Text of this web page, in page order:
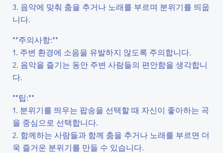
3. 음악에 맞춰 춤을 추거나 노래를 부르며 분위기를 띄웁
니다.
**주의사항:**
1. 주변 환경에 소음을 유발하지 않도록 주의합니다.
2. 음악을 즐기는 동안 주변 사람들의 편안함을 생각합니
다.
**팁:**
1. 분위기를 띄우는 팝송을 선택할 때 자신이 좋아하는 곡
을 중심으로 선택합니다.
2. 함께하는 사람들과 함께 춤을 추거나 노래를 부르면 더
욱 즐거운 분위기를 만들 수 있습니다.